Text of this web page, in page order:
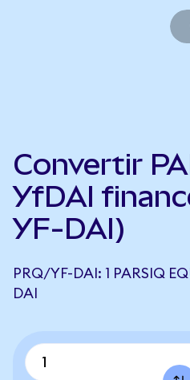
Convertir
YfDAI
YF-DAI)
PRQ/YF-DAI: 1 PARSIQ
DAI